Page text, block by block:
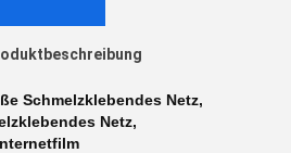
Schmelzklebendes Netz,
Netz,